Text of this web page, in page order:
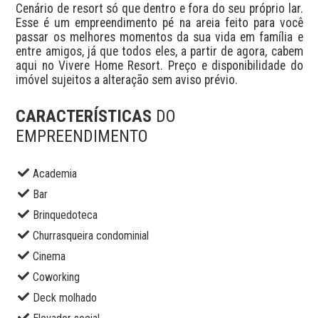
Cenário de resort só que dentro e fora do seu próprio lar.
Esse é um empreendimento pé na areia feito para você
passar os melhores momentos da sua vida em família e
entre amigos, já que todos eles, a partir de agora, cabem
aqui no Vivere Home Resort. Preço e disponibilidade do
imóvel sujeitos a alteração sem aviso prévio.
CARACTERÍSTICAS DO
EMPREENDIMENTO
Academia
Bar
Brinquedoteca
Churrasqueira condominial
Cinema
Coworking
Deck molhado